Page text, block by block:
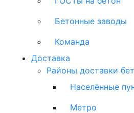
Бетонные заводы
Команда
Доставка
Районы доставки
Населённые
Метро